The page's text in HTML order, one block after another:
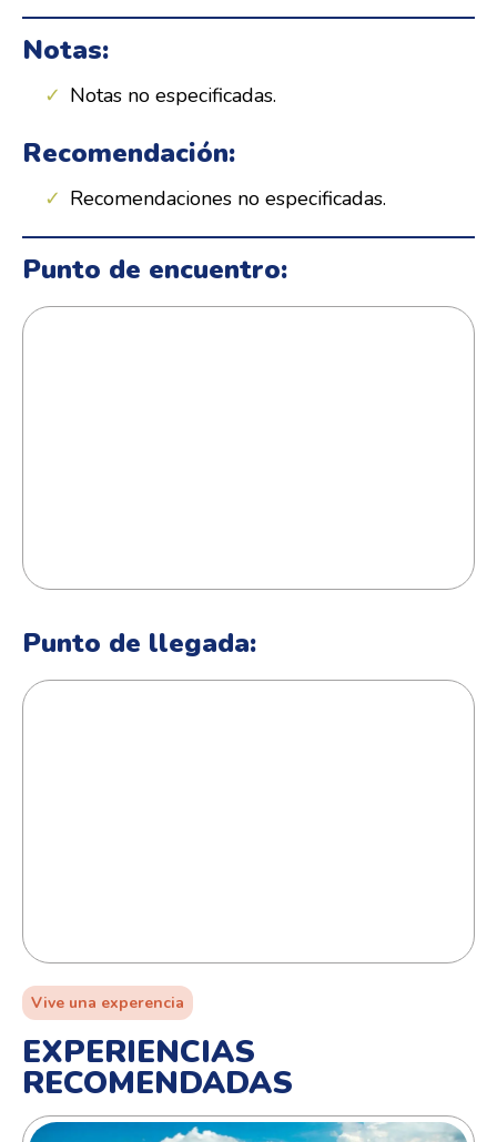
Notas:
Notas no especificadas.
Recomendación:
Recomendaciones no especificadas.
Punto de encuentro:
Punto de llegada:
Vive una experencia
EXPERIENCIAS
RECOMENDADAS